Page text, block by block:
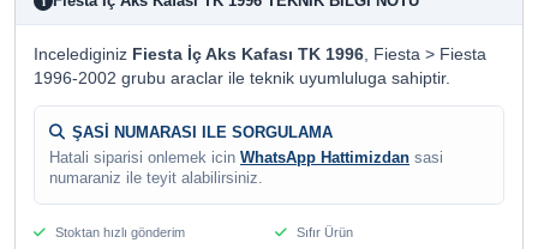
Incelediginiz Fiesta İç Aks Kafası TK 1996, Fiesta > Fiesta
1996-2002 grubu araclar ile teknik uyumluluga sahiptir.
ŞASİ NUMARASI ILE SORGULAMA
Hatali siparisi onlemek icin WhatsApp Hattimizdan sasi
numaraniz ile teyit alabilirsiniz.
Stoktan hızlı gönderim Sıfır Ürün